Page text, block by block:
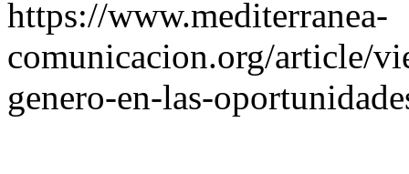
https://www.mediterranea-
comunicacion.org/article/
genero-en-las-